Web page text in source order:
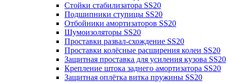
Стойки стабилизатора SS20
Подшипники ступицы SS20
Отбойники амортизаторов SS20
Шумоизоляторы SS20
Проставки развал-схождение SS20
Проставки колёсные расширения колеи SS20
Защитная проставка для усиления кузова SS20
Крепление штока заднего амортизатора SS20
Защитная оплётка витка пружины SS20